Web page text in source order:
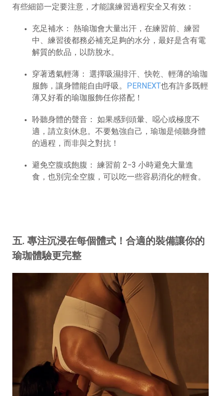
有些細節一定要注意，才能讓練習過程安全又有效：
充足補水： 熱瑜珈會大量出汗，在練習前、練習
中、練習後都務必補充足夠的水分，最好是含有電
解質的飲品，以防脫水。
穿著透氣輕薄： 選擇吸濕排汗、快乾、輕薄的瑜珈
服飾，讓身體能自由呼吸。 PERNEXT也有許多既輕
薄又好看的瑜珈服飾任你搭配！
聆聽身體的聲音： 如果感到頭暈、噁心或極度不
適，請立刻休息。不要勉強自己，瑜珈是傾聽身體
的過程，而非與之對抗！
避免空腹或飽腹： 練習前 2−3 小時避免大量進
食，也別完全空腹，可以吃一些容易消化的輕食。
五. 專注沉浸在每個體式！合適的裝備讓你的
瑜珈體驗更完整